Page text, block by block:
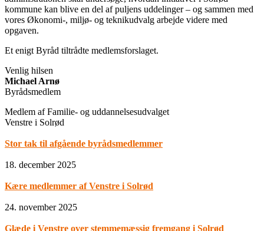
kommune kan blive en del af puljens uddelinger – og sammen med
vores Økonomi-, miljø- og teknikudvalg arbejde videre med
opgaven.
Et enigt Byråd tiltrådte medlemsforslaget.
Venlig hilsen
Michael Arnø
Byrådsmedlem
Medlem af Familie- og uddannelsesudvalget
Venstre i Solrød
Stor tak til afgående byrådsmedlemmer
18. december 2025
Kære medlemmer af Venstre i Solrød
24. november 2025
Glæde i Venstre over stemmemæssig fremgang i Solrød